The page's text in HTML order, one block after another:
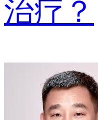
治疗？